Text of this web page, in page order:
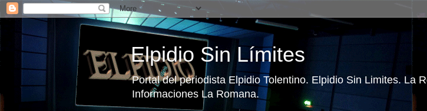
Elpidio Sin Límites
Portal del periodista Elpidio Tolentino. Elpidio Sin Limites. La
Informaciones La Romana.